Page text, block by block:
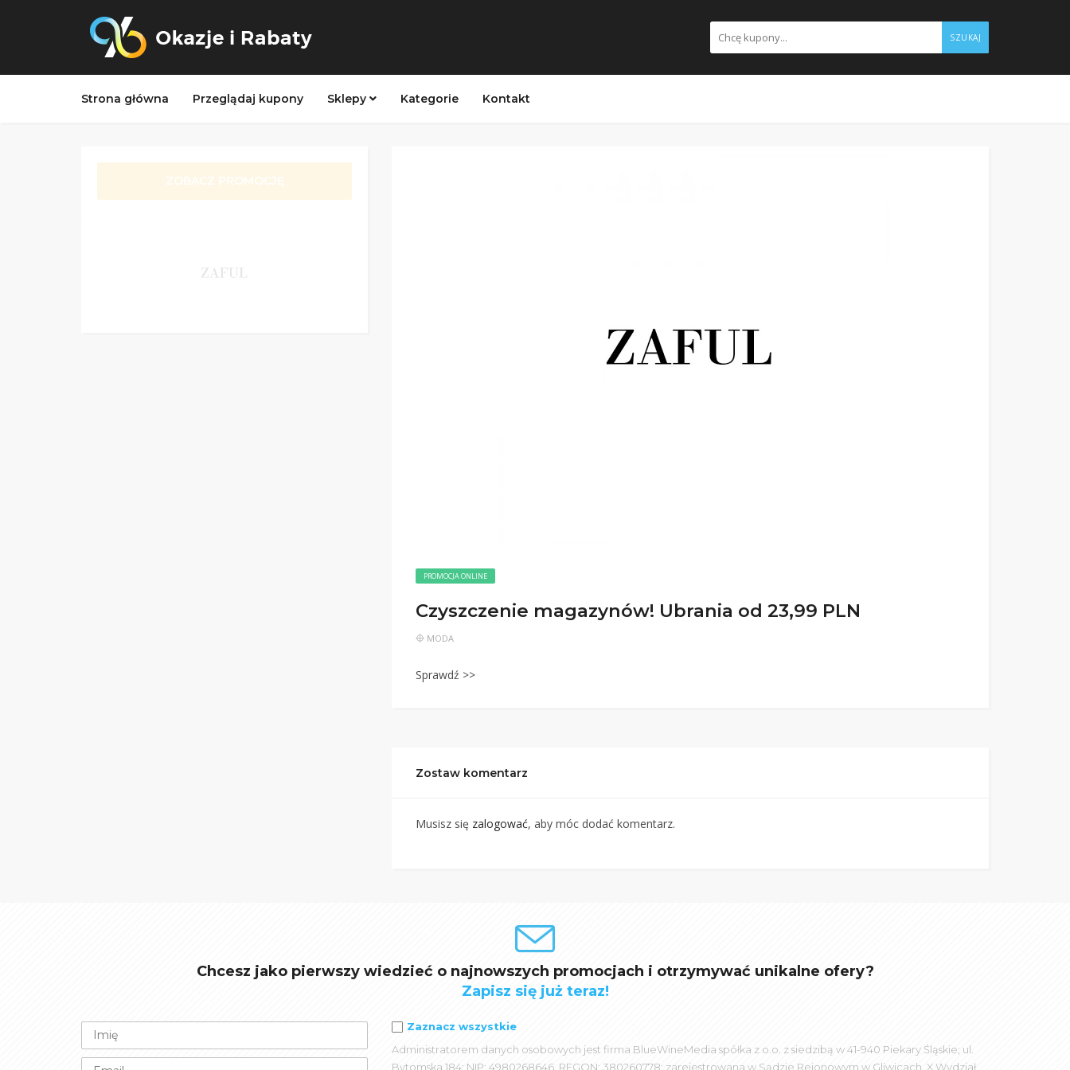
SZUKAJ
Strona główna Przeglądaj kupony Sklepy Kategorie Kontakt
ZOBACZ PROMOCJĘ
PROMOCJA ONLINE
Czyszczenie magazynów! Ubrania od 23,99 PLN
MODA
Sprawdź >>
Zostaw komentarz
Musisz się zalogować, aby móc dodać komentarz.
Chcesz jako pierwszy wiedzieć o najnowszych promocjach i otrzymywać unikalne ofery?
Zapisz się już teraz!
Zaznacz wszystkie
Administratorem danych osobowych jest firma BlueWineMedia spółka z o.o. z siedzibą w 41-940 Piekary Śląskie; ul.
Bytomska 184; NIP: 4980268646, REGON: 380260778; zarejestrowana w Sądzie Rejonowym w Gliwicach, X Wydział